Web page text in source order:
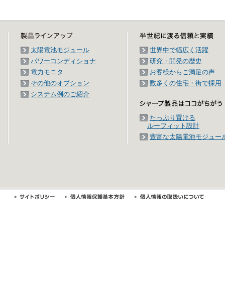
太陽電池モジュール
パワーコンディショナ
電力モニタ
その他のオプション
システム例のご紹介
世界中で幅広く活躍
研究・開発の歴史
お客様からご満足の声
数多くの住宅・街で採用
たっぷり置ける
ルーフィット設計
豊富な太陽電池モジュー